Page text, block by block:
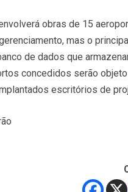
obras de 15
mas o
de dados que
concedidos serão
escritórios de